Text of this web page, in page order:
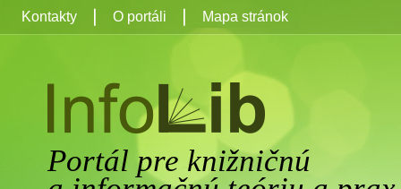
Portál pre knižničnú
Kontakty O portáli Mapa stránok